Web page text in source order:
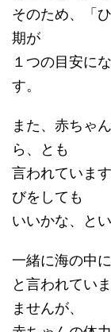
そのため、「
期が
１つの目安に
す。
また、赤ちゃ
ら、とも
言われていま
びをしても
いいかな、と
一緒に海の中
と言われてい
ませんが、